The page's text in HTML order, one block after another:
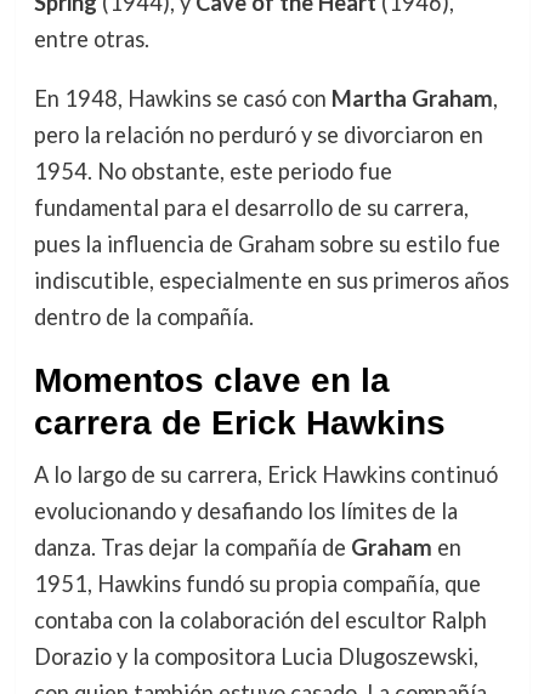
entre otras.
En 1948, Hawkins se casó con Martha Graham,
pero la relación no perduró y se divorciaron en
1954. No obstante, este periodo fue
fundamental para el desarrollo de su carrera,
pues la influencia de Graham sobre su estilo fue
indiscutible, especialmente en sus primeros años
dentro de la compañía.
Momentos clave en la
carrera de Erick Hawkins
A lo largo de su carrera, Erick Hawkins continuó
evolucionando y desafiando los límites de la
danza. Tras dejar la compañía de Graham en
1951, Hawkins fundó su propia compañía, que
contaba con la colaboración del escultor Ralph
Dorazio y la compositora Lucia Dlugoszewski,